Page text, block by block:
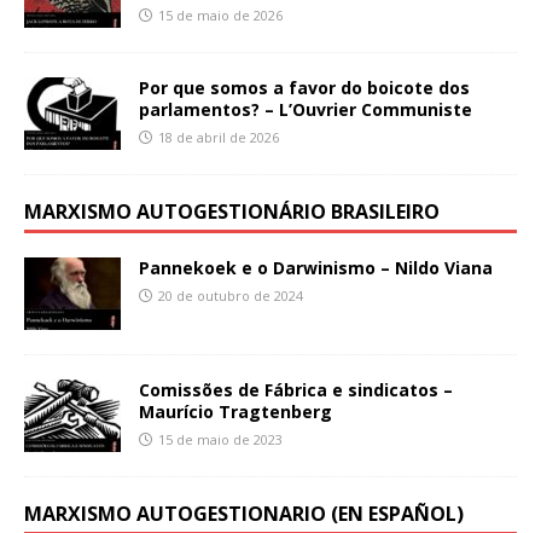
15 de maio de 2026
Por que somos a favor do boicote dos
parlamentos? – L’Ouvrier Communiste
18 de abril de 2026
MARXISMO AUTOGESTIONÁRIO BRASILEIRO
Pannekoek e o Darwinismo – Nildo Viana
20 de outubro de 2024
Comissões de Fábrica e sindicatos –
Maurício Tragtenberg
15 de maio de 2023
MARXISMO AUTOGESTIONARIO (EN ESPAÑOL)